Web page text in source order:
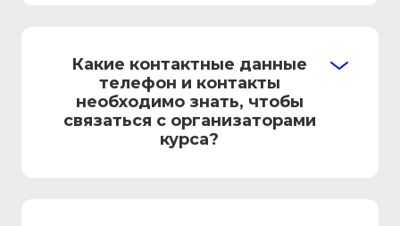
Какие контактные данные
телефон и контакты
необходимо знать, чтобы
связаться с организаторами
курса?